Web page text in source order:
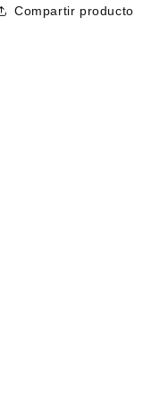
Compartir producto